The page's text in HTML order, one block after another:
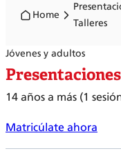
Home
Talleres
Jóvenes y adultos
14 años a más (1
Matricúlate ahora